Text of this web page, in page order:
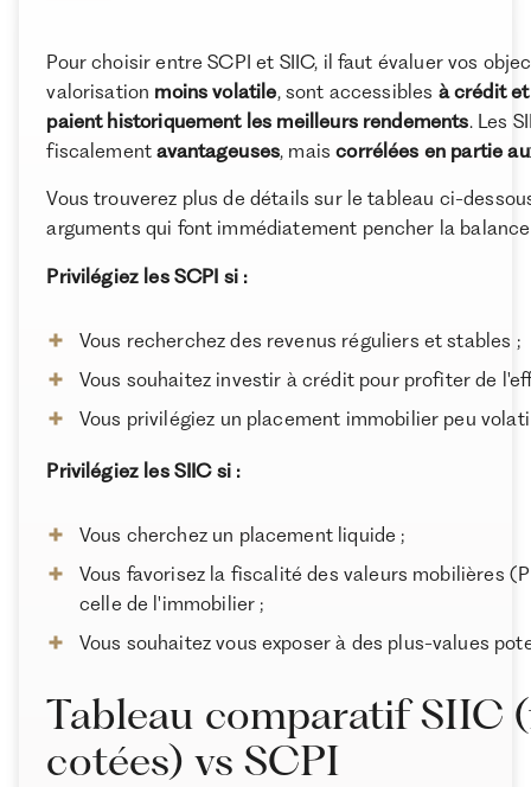
Pourquoi combiner SIIC et SCPI dans votre stratégie
patrimoniale ?
Les alternatives aux SIIC et SCPI pour investir dans
la pierre papier
Conclusion
À propos de Ramify
Pour une clientèle exigeante, nous combinons
rigoureuse des meilleurs produits du marché, dans
une logique de performance à long terme.
Pour choisir entre SCPI et SIIC, il faut évaluer vos
valorisation moins volatile, sont accessibles à crédit
paient historiquement les meilleurs rendements. Les
fiscalementavantageuses, maiscorrélées en partie
Vous trouverez plus de détails sur le tableau ci-
arguments qui font immédiatement pencher la
Privilégiez les SCPI si :
Vous recherchez des revenus réguliers et stables ;
Vous souhaitez investir à crédit pour profiter de
Vous privilégiez un placement immobilier peu
Privilégiez les SIIC si :
Vous cherchez un placement liquide ;
Vous favorisez la fiscalité des valeurs mobilières
celle de l'immobilier ;
Vous souhaitez vous exposer à des plus-values
Tableau comparatif SIIC
cotées) vs SCPI